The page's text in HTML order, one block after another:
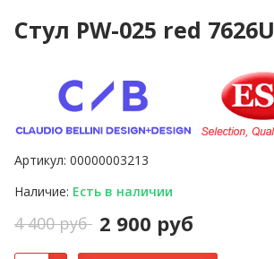
Стул PW-025 red 7626U
Артикул: 00000003213
Наличие: Есть в наличии
4 400 руб 2 900 руб